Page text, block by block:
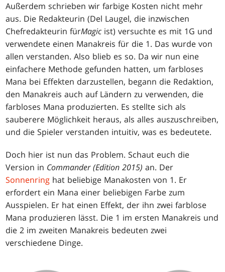
Außerdem schrieben wir farbige Kosten nicht mehr
aus. Die Redakteurin (Del Laugel, die inzwischen
Chefredakteurin fürMagic ist) versuchte es mit 1G und
verwendete einen Manakreis für die 1. Das wurde von
allen verstanden. Also blieb es so. Da wir nun eine
einfachere Methode gefunden hatten, um farbloses
Mana bei Effekten darzustellen, begann die Redaktion,
den Manakreis auch auf Ländern zu verwenden, die
farbloses Mana produzierten. Es stellte sich als
sauberere Möglichkeit heraus, als alles auszuschreiben,
und die Spieler verstanden intuitiv, was es bedeutete.
Doch hier ist nun das Problem. Schaut euch die
Version in Commander (Edition 2015) an. Der
Sonnenring hat beliebige Manakosten von 1. Er
erfordert ein Mana einer beliebigen Farbe zum
Ausspielen. Er hat einen Effekt, der ihn zwei farblose
Mana produzieren lässt. Die 1 im ersten Manakreis und
die 2 im zweiten Manakreis bedeuten zwei
verschiedene Dinge.